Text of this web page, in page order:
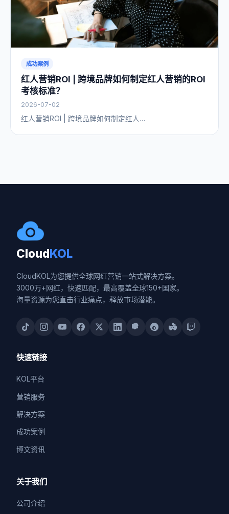
成功案例
红人营销ROI | 跨境品牌如何制定红人营销的ROI
考核标准？
2026-07-02
红人营销ROI | 跨境品牌如何制定红人…
CloudKOL
CloudKOL为您提供全球网红营销一站式解决方案。
3000万+网红，快速匹配，最高覆盖全球150+国家。
海量资源为您直击行业痛点，释放市场潜能。
快速链接
KOL平台
营销服务
解决方案
成功案例
博文资讯
关于我们
公司介绍